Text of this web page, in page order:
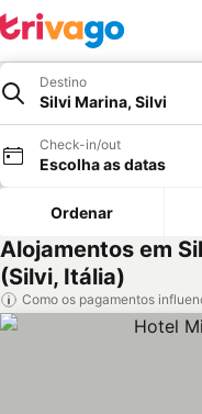
Destino
Silvi Marina, Silvi
Check-in/out
Escolha as datas
Ordenar
Alojamentos em
(Silvi, Itália)
Como os pagamentos